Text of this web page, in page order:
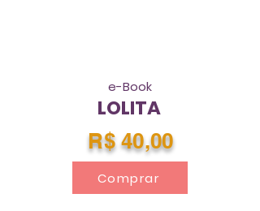
e-Book
LOLITA
R$ 40,00
Comprar